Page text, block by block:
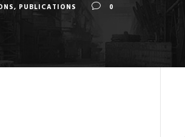
, PUBLICATIONS 0